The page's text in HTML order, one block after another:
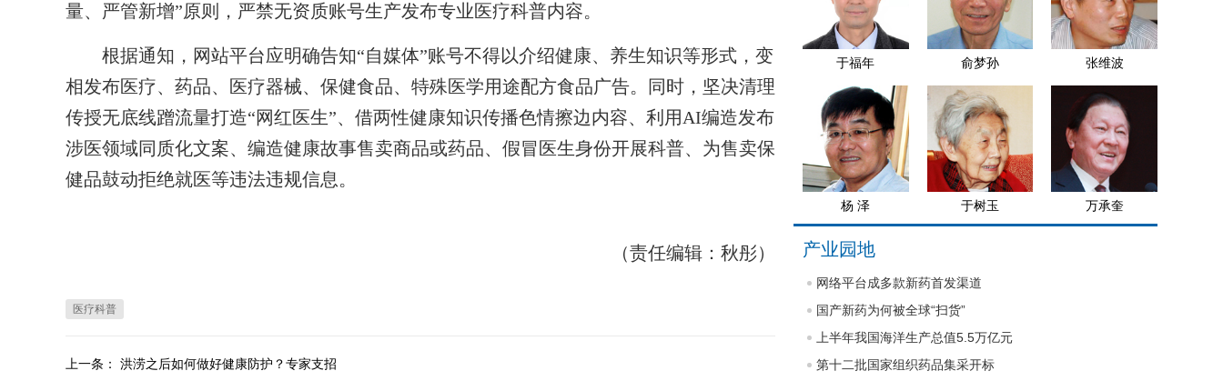
量、严管新增”原则，严禁无资质账号生产发布专业医疗科普内容。
根据通知，网站平台应明确告知“自媒体”账号不得以介绍健康、养生知识等形式，变
相发布医疗、药品、医疗器械、保健食品、特殊医学用途配方食品广告。同时，坚决清理
传授无底线蹭流量打造“网红医生”、借两性健康知识传播色情擦边内容、利用AI编造发布
涉医领域同质化文案、编造健康故事售卖商品或药品、假冒医生身份开展科普、为售卖保
健品鼓动拒绝就医等违法违规信息。
（责任编辑：秋彤）
医疗科普
上一条： 洪涝之后如何做好健康防护？专家支招
于福年 俞梦孙 张维波
杨 泽 于树玉 万承奎
产业园地
网络平台成多款新药首发渠道
国产新药为何被全球“扫货”
上半年我国海洋生产总值5.5万亿元
第十二批国家组织药品集采开标